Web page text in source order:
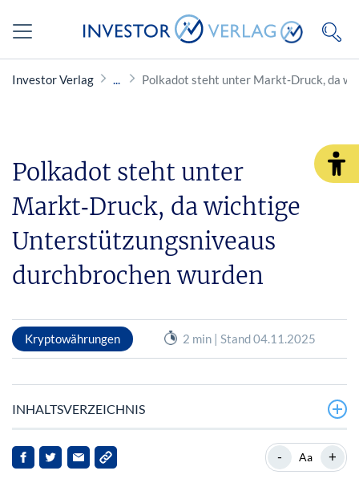
Investor Verlag Polkadot steht unter Markt‑Druck, da
Polkadot steht unter
Markt‑Druck, da wichtige
Unterstützungsniveaus
durchbrochen wurden
Kryptowährungen 2 min | Stand 04.11.2025
INHALTSVERZEICHNIS
Der jüngste Preisverfall von Polkadot
- Aa +